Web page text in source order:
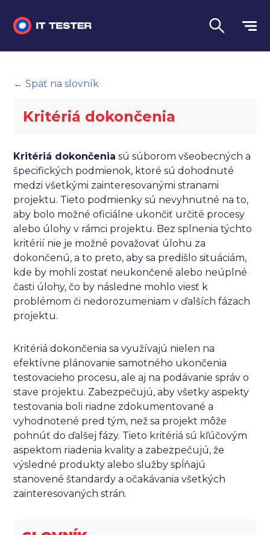
Automatizované testovanie
Performance testing
Interview otázky na pohovor
Slovník
Jazyk
← Späť na slovník
Kritériá dokončenia
Kritériá dokončenia sú súborom všeobecných a
špecifických podmienok, ktoré sú dohodnuté
medzi všetkými zainteresovanými stranami
projektu. Tieto podmienky sú nevyhnutné na to,
aby bolo možné oficiálne ukončiť určité procesy
alebo úlohy v rámci projektu. Bez splnenia týchto
kritérií nie je možné považovať úlohu za
dokončenú, a to preto, aby sa predišlo situáciám,
kde by mohli zostať neukončené alebo neúplné
časti úlohy, čo by následne mohlo viesť k
problémom či nedorozumeniam v ďalších fázach
projektu.
Kritériá dokončenia sa využívajú nielen na
efektívne plánovanie samotného ukončenia
testovacieho procesu, ale aj na podávanie správ o
stave projektu. Zabezpečujú, aby všetky aspekty
testovania boli riadne zdokumentované a
vyhodnotené pred tým, než sa projekt môže
pohnúť do ďalšej fázy. Tieto kritériá sú kľúčovým
aspektom riadenia kvality a zabezpečujú, že
výsledné produkty alebo služby spĺňajú
stanovené štandardy a očakávania všetkých
zainteresovaných strán.